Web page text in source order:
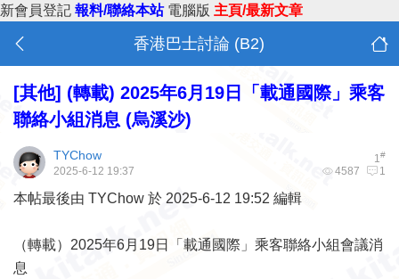
新會員登記 報料/聯絡本站 電腦版 主頁/最新文章
香港巴士討論 (B2)
[其他] (轉載) 2025年6月19日「載通國際」乘客
聯絡小組消息 (烏溪沙)
1#
TYChow
4587 1
2025-6-12 19:37
本帖最後由 TYChow 於 2025-6-12 19:52 編輯
（轉載）2025年6月19日「載通國際」乘客聯絡小組會議消
息